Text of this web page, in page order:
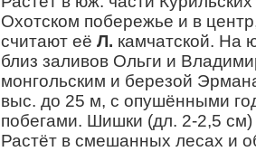
Охотском побережье и в
считают её Л. камчатской. На
близ заливов Ольги и
монгольским и березой
выс. до 25 м, с опушёнными
побегами. Шишки (дл. 2-2,5
Растёт в смешанных лесах и